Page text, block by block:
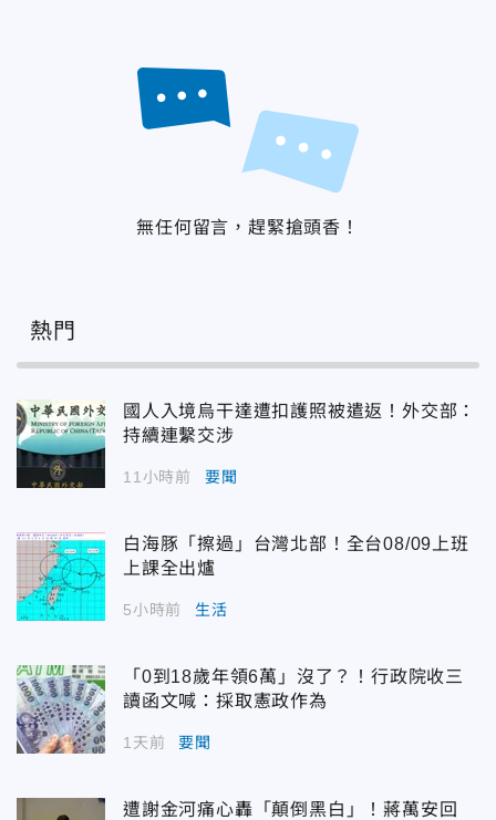
無任何留言，趕緊搶頭香！
熱門
國人入境烏干達遭扣護照被遣返！外交部：
持續連繫交涉
11小時前 要聞
白海豚「擦過」台灣北部！全台08/09上班
上課全出爐
5小時前 生活
「0到18歲年領6萬」沒了？！行政院收三
讀函文喊：採取憲政作為
1天前 要聞
遭謝金河痛心轟「顛倒黑白」！蔣萬安回